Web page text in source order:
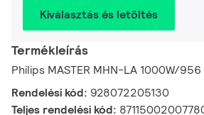
Kiválasztás és letöltés
Termékleírás
Philips MASTER MHN-LA 1000W/956
Rendelési kód: 928072205130
Teljes rendelési kód: